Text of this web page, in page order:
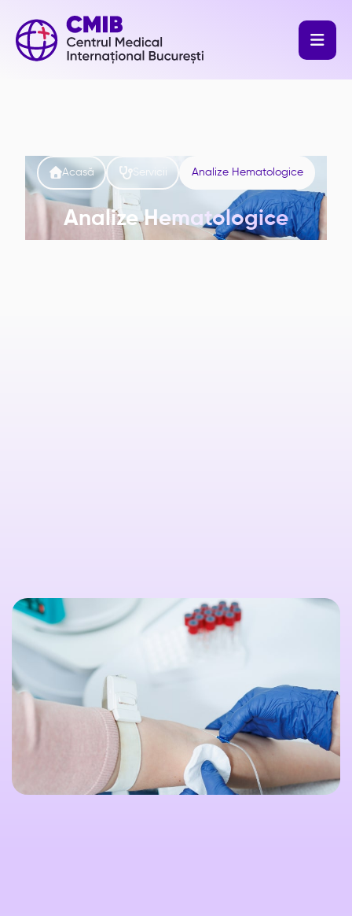

Acasă Servicii Analize Hematologice
Analize Hematologice